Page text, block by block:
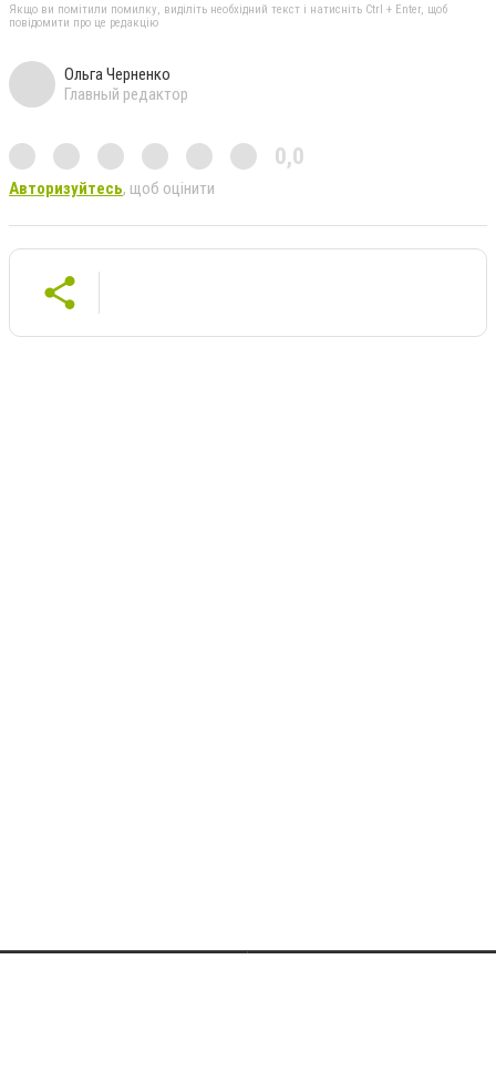
Якщо ви помітили помилку, виділіть необхідний текст і натисніть Ctrl + Enter, щоб
повідомити про це редакцію
Ольга Черненко
Главный редактор
0,0
Авторизуйтесь, щоб оцінити